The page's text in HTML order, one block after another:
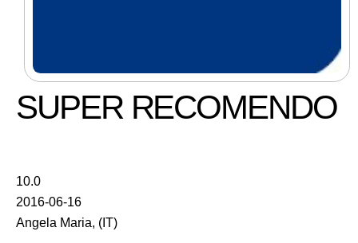
SUPER RECOMENDO
10.0
2016-06-16
Angela Maria, (IT)